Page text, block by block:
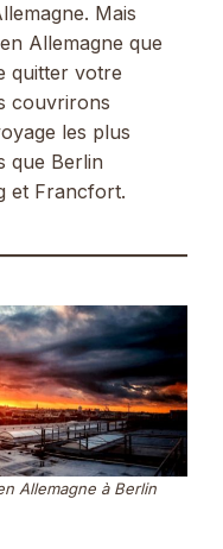
Mais
Allemagne que
quitter votre
couvrirons
les plus
que Berlin
et Francfort.
Allemagne à Berlin